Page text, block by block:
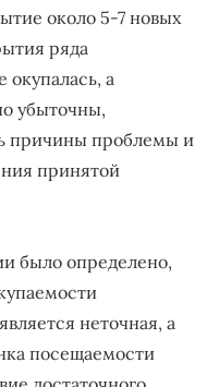
около 5-7 новых
ряда
окупалась, а
убыточны,
причины проблемы и
принятой
было определено,
неточная, а
посещаемости